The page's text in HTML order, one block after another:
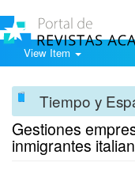
View Item
Tiempo y
Gestiones
inmigrantes